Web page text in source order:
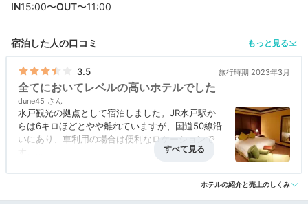
ホテル
緑溢れる中庭やテラスで、身も心もリフレッシュ♪
ツインは42㎡！エレガントで快適な客室
IN15:00〜OUT〜11:00
宿泊した人の口コミ もっと見る
3.5 旅行時期 2023年3月
全てにおいてレベルの高いホテルでした
dune45
水戸観光の拠点として宿泊しました。JR水戸駅か
らは6キロほどとやや離れていますが、国道50線沿
いにあり、車利用の場合は便利なロケーションで
が適用されたので、実際に支払った額は20000円
少々でした。
ホテルの紹介と売上のしくみ